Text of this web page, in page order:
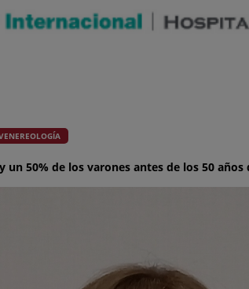
50% de los varones antes de los 50